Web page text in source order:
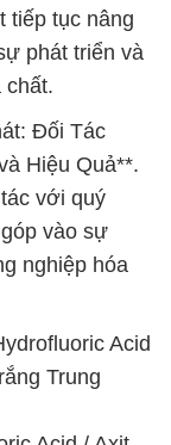
Hiệu Quả**.
với quý
vào sự
nghiệp hóa
Acid
Trung
Acid / Axit
Quốc
Trắng Trung